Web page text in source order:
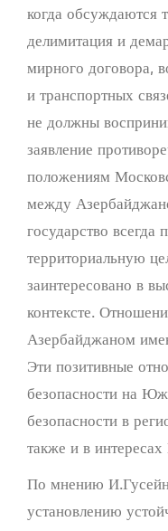
когда обсуждаются
делимитация и
мирного договора,
и транспортных
не должны
заявление
положениям
между
государство всегда
территориальную
заинтересовано в
контексте.
Азербайджаном
Эти позитивные
безопасности на
безопасности в
также и в
По мнению
установлению